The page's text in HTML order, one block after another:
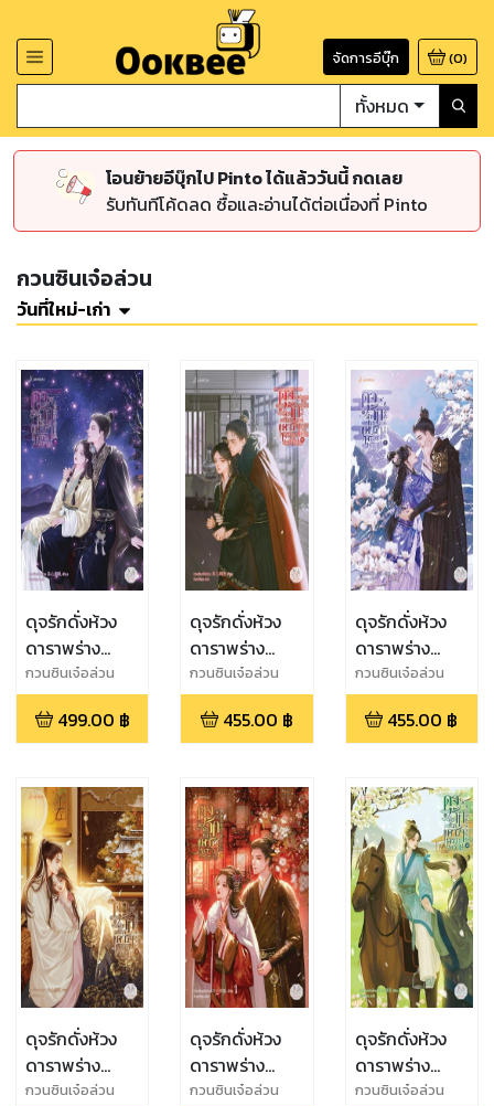
จัดการอีบุ๊ก (0)
ทั้งหมด
โอนย้ายอีบุ๊กไป Pinto ได้แล้ววันนี้ กดเลย
รับทันทีโค้ดลด ซื้อและอ่านได้ต่อเนื่องที่ Pinto
กวนซินเจ๋อล่วน
วันที่ใหม่-เก่า
ดุจรักดั่งห้วง
ดาราพร่าง
พราย เล่ม 7
(เล่มจบ)
กวนซินเจ๋อล่วน
499.00 ฿
ดุจรักดั่งห้วง
ดาราพร่าง
พราย เล่ม 6
กวนซินเจ๋อล่วน
455.00 ฿
ดุจรักดั่งห้วง
ดาราพร่าง
พราย เล่ม 5
กวนซินเจ๋อล่วน
455.00 ฿
ดุจรักดั่งห้วง
ดาราพร่าง
พราย เล่ม 4
กวนซินเจ๋อล่วน
ดุจรักดั่งห้วง
ดาราพร่าง
พราย เล่ม 1
กวนซินเจ๋อล่วน
ดุจรักดั่งห้วง
ดาราพร่าง
พราย เล่ม 2
กวนซินเจ๋อล่วน